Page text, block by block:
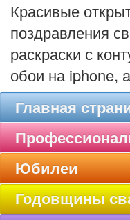
Красивые
поздравления
раскраски с
обои на iphone,
Главная
Юбилеи
Годовщины